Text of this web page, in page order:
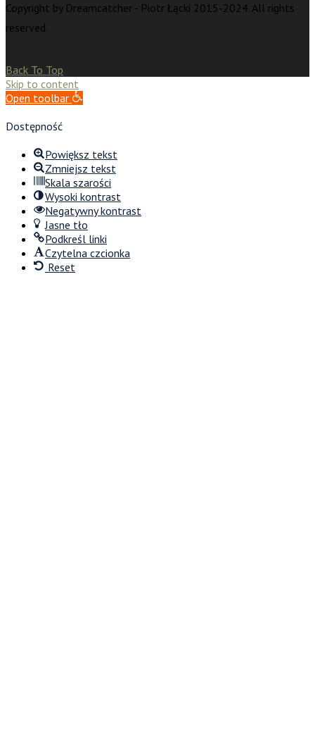
Copyright by Dreamcatcher - Piotr Łącki 2015-2024. All rights
reserved.
Back To Top
Skip to content
Open toolbar
Dostępność
Powiększ tekst
Zmniejsz tekst
Skala szarości
Wysoki kontrast
Negatywny kontrast
Jasne tło
Podkreśl linki
Czytelna czcionka
Reset